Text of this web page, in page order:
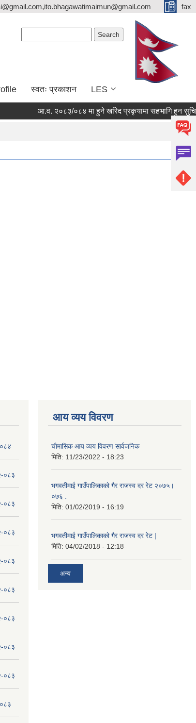
fax
स्वतः प्रकाशन LES
आ.व. २०८३/०८४ मा हुने खरिद प्रकृयामा सहभागि हुन
०८३
०८३
०८३
०८३
०८३
०८३
०८३
०८३
आय व्यय विवरण
चाैमासिक आय व्यय विवरण सार्वजनिक
मिति: 11/23/2022 - 18:23
भगवतीमाई गाउँपालिकाको गैर राजस्व दर रेट २०७५।
०७६ .
मिति: 01/02/2019 - 16:19
भगवतीमाई गाउँपालिकाको गैर राजस्व दर रेट |
मिति: 04/02/2018 - 12:18
अन्य